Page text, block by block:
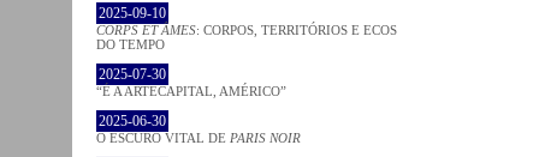
2025-09-10
CORPS ET ÂMES: CORPOS, TERRITÓRIOS E ECOS
DO TEMPO
2025-07-30
“É A ARTECAPITAL, AMÉRICO”
2025-06-30
O ESCURO VITAL DE PARIS NOIR